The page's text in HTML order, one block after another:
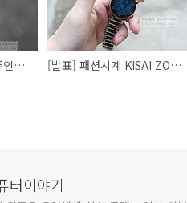
[발표] KISAI LOGO 주인공을 찾습니다 [발표] 패션시계 KISAI ZONE 이벤트 진행합니다.
터이야기